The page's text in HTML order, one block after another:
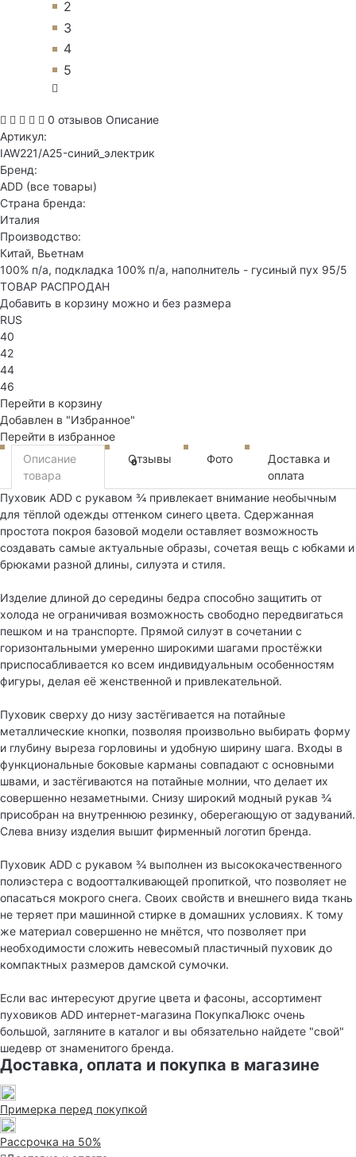
2
3
4
5
0 отзывов Описание
Артикул:
IAW221/A25-синий_электрик
Бренд:
ADD (все товары)
Страна бренда:
Италия
Производство:
Китай, Вьетнам
100% п/а, подкладка 100% п/а, наполнитель - гусиный пух 95/5
ТОВАР РАСПРОДАН
Добавить в корзину можно и без размера
RUS
40
42
44
46
Перейти в корзину
Добавлен в "Избранное"
Перейти в избранное
Описание
товара
Отзывы
0 Фото
Доставка и
оплата
Пуховик ADD с рукавом ¾ привлекает внимание необычным
для тёплой одежды оттенком синего цвета. Сдержанная
простота покроя базовой модели оставляет возможность
создавать самые актуальные образы, сочетая вещь с юбками и
брюками разной длины, силуэта и стиля.
Изделие длиной до середины бедра способно защитить от
холода не ограничивая возможность свободно передвигаться
пешком и на транспорте. Прямой силуэт в сочетании с
горизонтальными умеренно широкими шагами простёжки
приспосабливается ко всем индивидуальным особенностям
фигуры, делая её женственной и привлекательной.
Пуховик сверху до низу застёгивается на потайные
металлические кнопки, позволяя произвольно выбирать форму
и глубину выреза горловины и удобную ширину шага. Входы в
функциональные боковые карманы совпадают с основными
швами, и застёгиваются на потайные молнии, что делает их
совершенно незаметными. Снизу широкий модный рукав ¾
присобран на внутреннюю резинку, оберегающую от задуваний.
Слева внизу изделия вышит фирменный логотип бренда.
Пуховик ADD с рукавом ¾ выполнен из высококачественного
полиэстера с водоотталкивающей пропиткой, что позволяет не
опасаться мокрого снега. Своих свойств и внешнего вида ткань
не теряет при машинной стирке в домашних условиях. К тому
же материал совершенно не мнётся, что позволяет при
необходимости сложить невесомый пластичный пуховик до
компактных размеров дамской сумочки.
Если вас интересуют другие цвета и фасоны, ассортимент
пуховиков ADD интернет-магазина ПокупкаЛюкс очень
большой, загляните в каталог и вы обязательно найдете "свой"
шедевр от знаменитого бренда.
Доставка, оплата и покупка в магазине
Примерка перед покупкой
Рассрочка на 50%